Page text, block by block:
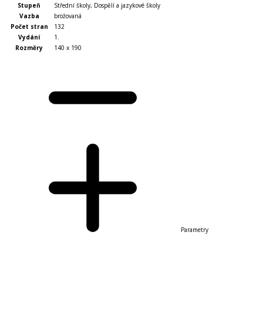
Stupeň
Střední školy, Dospělí a jazykové školy
Vazba
brožovaná
Počet stran
132
Vydání
1.
Rozměry
140 x 190
Parametry